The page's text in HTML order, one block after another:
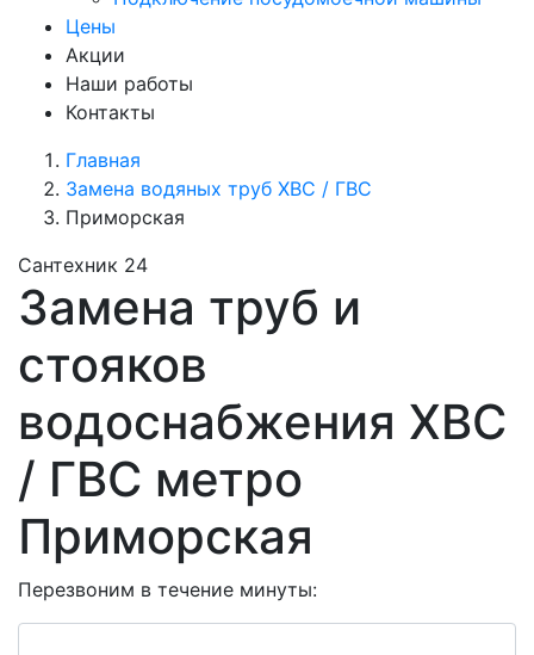
Цены
Акции
Наши работы
Контакты
Главная
Замена водяных труб ХВС / ГВС
Приморская
Сантехник 24
Замена труб и
стояков
водоснабжения ХВС
/ ГВС метро
Приморская
Перезвоним в течение минуты: